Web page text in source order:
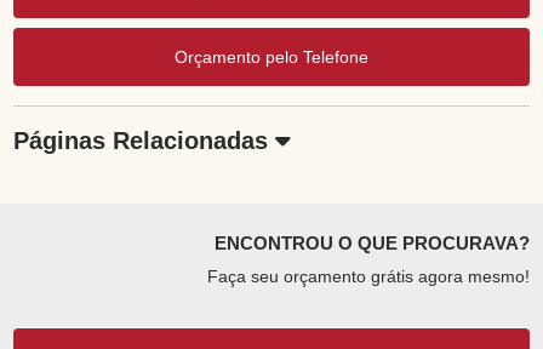
Orçamento pelo Telefone
Páginas Relacionadas
ENCONTROU O QUE PROCURAVA?
Faça seu orçamento grátis agora mesmo!